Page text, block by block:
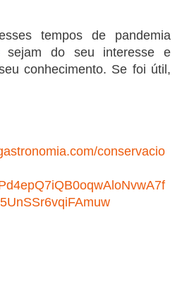
tempos de pandemia
do seu interesse e
conhecimento. Se foi útil,
conservacio